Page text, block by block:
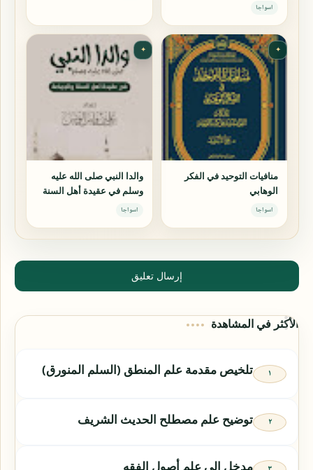
اسواجا
✦
منافيات التوحيد في الفكر
الوهابي
اسواجا
✦
والدا النبي صلى الله عليه
وسلم في عقيدة أهل السنة
والجماعة
اسواجا
إرسال تعليق
الأكثر في المشاهدة
تلخيص مقدمة علم المنطق (السلم المنورق)
توضيح علم مصطلح الحديث الشريف
مدخل إلى علم أصول الفقه